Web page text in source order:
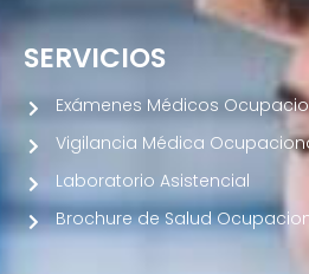
SERVICIOS
Exámenes Médicos
Vigilancia Médica
Laboratorio Asistencial
Brochure de Salud